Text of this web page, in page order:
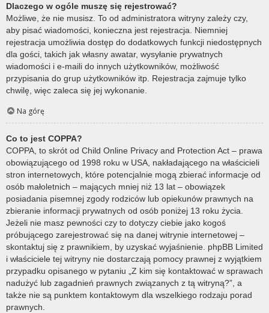
Dlaczego w ogóle muszę się rejestrować?
Możliwe, że nie musisz. To od administratora witryny zależy czy,
aby pisać wiadomości, konieczna jest rejestracja. Niemniej
rejestracja umożliwia dostęp do dodatkowych funkcji niedostępnych
dla gości, takich jak własny awatar, wysyłanie prywatnych
wiadomości i e-maili do innych użytkowników, możliwość
przypisania do grup użytkowników itp. Rejestracja zajmuje tylko
chwilę, więc zaleca się jej wykonanie.
Na górę
Co to jest COPPA?
COPPA, to skrót od Child Online Privacy and Protection Act – prawa
obowiązującego od 1998 roku w USA, nakładającego na właścicieli
stron internetowych, które potencjalnie mogą zbierać informacje od
osób małoletnich – mających mniej niż 13 lat – obowiązek
posiadania pisemnej zgody rodziców lub opiekunów prawnych na
zbieranie informacji prywatnych od osób poniżej 13 roku życia.
Jeżeli nie masz pewności czy to dotyczy ciebie jako kogoś
próbującego zarejestrować się na danej witrynie internetowej –
skontaktuj się z prawnikiem, by uzyskać wyjaśnienie. phpBB Limited
i właściciele tej witryny nie dostarczają pomocy prawnej z wyjątkiem
przypadku opisanego w pytaniu „Z kim się kontaktować w sprawach
nadużyć lub zagadnień prawnych związanych z tą witryną?”, a
także nie są punktem kontaktowym dla wszelkiego rodzaju porad
prawnych.